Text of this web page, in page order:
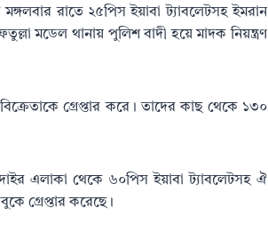
রাতে ২৫পিস ইয়াবা ট্যাবলেটসহ ইমরান
মডেল থানায় পুলিশ বাদী হয়ে মাদক নিয়ন্ত্রণ
গ্রেপ্তার করে। তাদের কাছ থেকে ১৩০
এলাকা থেকে ৬০পিস ইয়াবা ট্যাবলেটসহ ঐ
গ্রেপ্তার করেছে।